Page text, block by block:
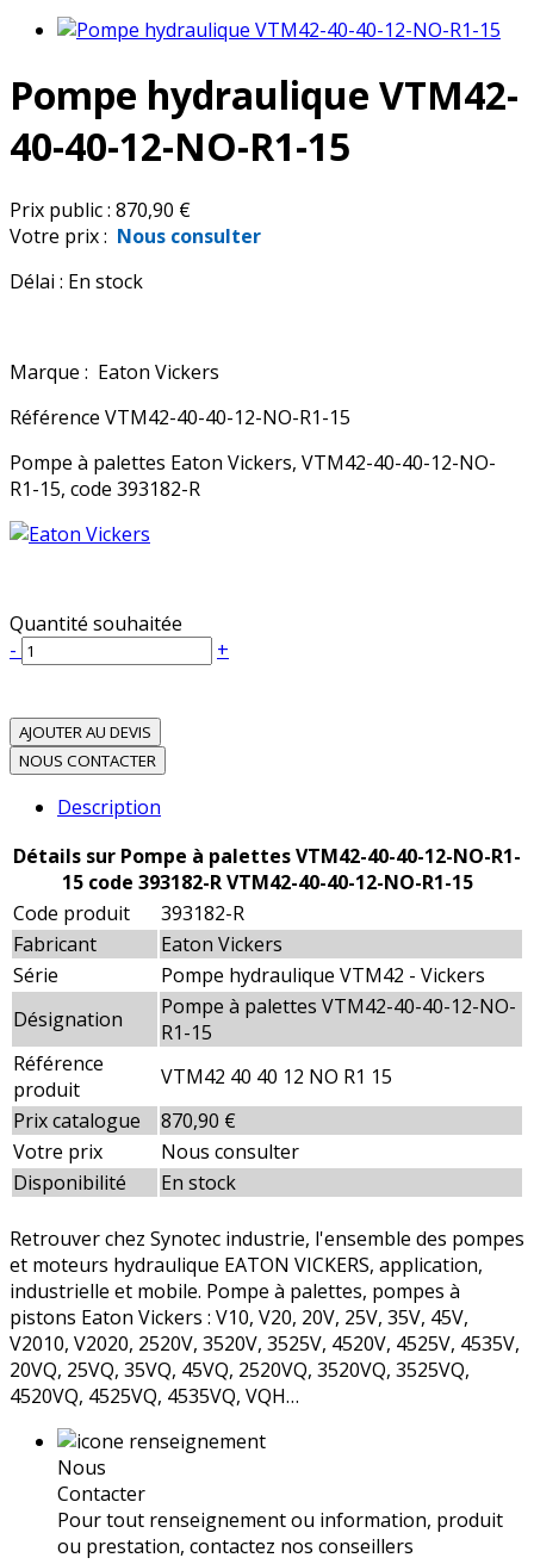
Pompe hydraulique VTM42-
40-40-12-NO-R1-15
Prix public : 870,90 €
Votre prix : Nous consulter
Délai : En stock
Marque : Eaton Vickers
Référence VTM42-40-40-12-NO-R1-15
Pompe à palettes Eaton Vickers, VTM42-40-40-12-NO-
R1-15, code 393182-R
Quantité souhaitée
-
+
AJOUTER AU DEVIS
NOUS CONTACTER
Description
Détails sur Pompe à palettes VTM42-40-40-12-NO-R1-
15 code 393182-R VTM42-40-40-12-NO-R1-15
Code produit
393182-R
Fabricant
Eaton Vickers
Série
Pompe hydraulique VTM42 - Vickers
Désignation
Pompe à palettes VTM42-40-40-12-NO-
R1-15
Référence
produit
VTM42 40 40 12 NO R1 15
Prix catalogue
870,90 €
Votre prix
Nous consulter
Disponibilité
En stock
Retrouver chez Synotec industrie, l'ensemble des pompes
et moteurs hydraulique EATON VICKERS, application,
industrielle et mobile. Pompe à palettes, pompes à
pistons Eaton Vickers : V10, V20, 20V, 25V, 35V, 45V,
V2010, V2020, 2520V, 3520V, 3525V, 4520V, 4525V, 4535V,
20VQ, 25VQ, 35VQ, 45VQ, 2520VQ, 3520VQ, 3525VQ,
4520VQ, 4525VQ, 4535VQ, VQH…
Nous
Contacter
Pour tout renseignement ou information, produit
ou prestation, contactez nos conseillers